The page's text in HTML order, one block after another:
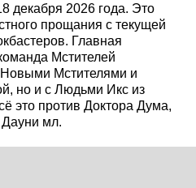
декабря 2026 года. Это
прощания с текущей
Главная
Мстителей
Новыми Мстителями и
но и с Людьми Икс из
это против Доктора Дума,
Дауни мл.